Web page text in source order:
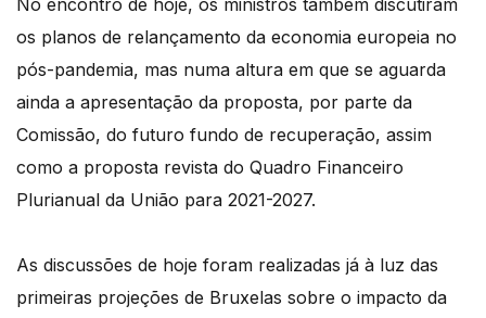
No encontro de hoje, os ministros também discutiram
os planos de relançamento da economia europeia no
pós-pandemia, mas numa altura em que se aguarda
ainda a apresentação da proposta, por parte da
Comissão, do futuro fundo de recuperação, assim
como a proposta revista do Quadro Financeiro
Plurianual da União para 2021-2027.
As discussões de hoje foram realizadas já à luz das
primeiras projeções de Bruxelas sobre o impacto da